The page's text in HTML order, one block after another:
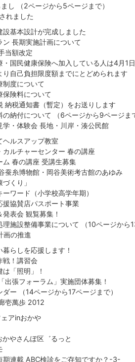
し （2ページから5ページまで）
れました
設基本設計が完成しました
ン 長期実施計画について
当額改定
・国民健康保険へ加入している人は4月1
り自己負担限度額までにとどめられます
制度について
保険料について
納税通知書（暫定）をお送りします
の納付について （6ページから9ページま
・体験会 長地・川岸・湊公民館
ヘルスアップ教室
カルチャーセンター 春の講座
ム 春の講座 受講生募集
蚕糸博物館・岡谷美術考古館のあゆみ
づくり」
ワード（小学校高学年期）
援協賛店パスポート事業
表会 観覧募集！
施設整備事業について （10ページから
画の推進
らしを応援します！
戦！講習会
「照明」！
出張フォーラム」実施団体募集！
ダー （14ページから17ページまで）
壱萬歩 2012
アinおかや
やさんぽ区゛るっと
期連載 ABC検診をご存知ですか？-3-